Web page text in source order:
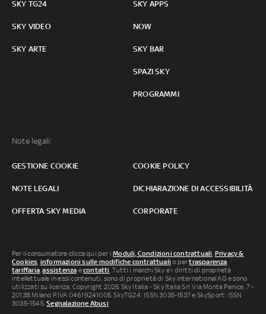
SKY TG24
SKY VIDEO
SKY ARTE
SKY APPS
NOW
SKY BAR
SPAZI SKY
PROGRAMMI
Note legali:
GESTIONE COOKIE COOKIE POLICY
NOTE LEGALI DICHIARAZIONE DI ACCESSIBILITÀ
OFFERTA SKY MEDIA CORPORATE
Per il consumatore clicca qui per iModuli, Condizioni contrattuali Privacy &
Cookies informazioni sulle modifiche contrattuali o pertrasparenza
tariffaria ,assistenza econtatti . Tutti i marchi Sky e i diritti di proprietà
intellettuale in essi contenuti, sono di proprietà di Sky international AG e sono
utilizzati su licenza. Copyright 2026 Sky Italia - Sky Italia Srl Via Monte Penice, 7 -
20138 Milano P.IVA 04619241005. SkyTG24: ISSN 3035-1537 e SkySport: ISSN
3035-1545.Segnalazione Abusi